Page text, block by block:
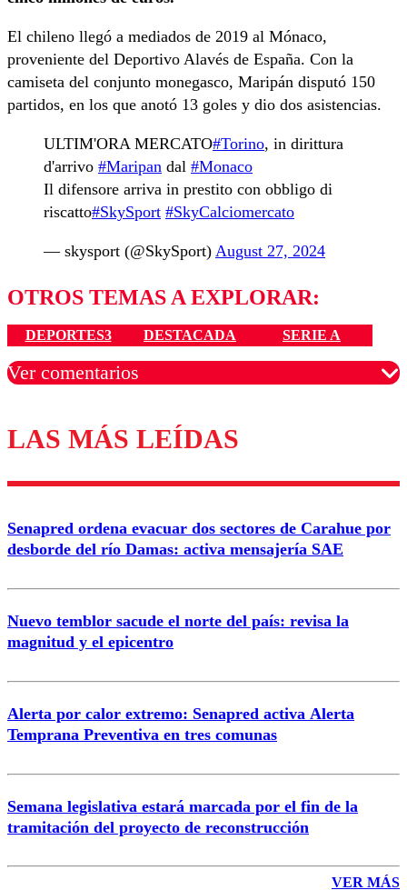
El chileno llegó a mediados de 2019 al Mónaco,
proveniente del Deportivo Alavés de España. Con la
camiseta del conjunto monegasco, Maripán disputó 150
partidos, en los que anotó 13 goles y dio dos asistencias.
ULTIM'ORA MERCATO#Torino, in dirittura
d'arrivo #Maripan dal #Monaco
Il difensore arriva in prestito con obbligo di
riscatto#SkySport #SkyCalciomercato
— skysport (@SkySport) August 27, 2024
OTROS TEMAS A EXPLORAR:
DEPORTES3 DESTACADA SERIE A
Ver comentarios
Los comentarios son moderados para garantizar un
diálogo respetuoso.
Correo
LAS MÁS LEÍDAS
Senapred ordena evacuar dos sectores de Carahue por
desborde del río Damas: activa mensajería SAE
Nuevo temblor sacude el norte del país: revisa la
magnitud y el epicentro
Alerta por calor extremo: Senapred activa Alerta
Temprana Preventiva en tres comunas
Semana legislativa estará marcada por el fin de la
tramitación del proyecto de reconstrucción
VER MÁS